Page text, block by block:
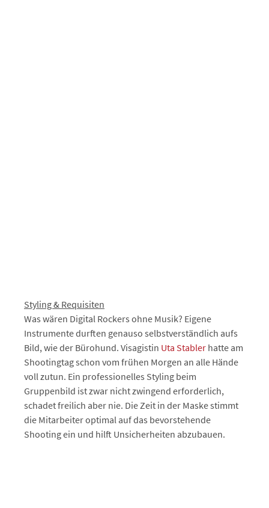
Styling & Requisiten
Was wären Digital Rockers ohne Musik? Eigene
Instrumente durften genauso selbstverständlich aufs
Bild, wie der Bürohund. Visagistin Uta Stabler hatte am
Shootingtag schon vom frühen Morgen an alle Hände
voll zutun. Ein professionelles Styling beim
Gruppenbild ist zwar nicht zwingend erforderlich,
schadet freilich aber nie. Die Zeit in der Maske stimmt
die Mitarbeiter optimal auf das bevorstehende
Shooting ein und hilft Unsicherheiten abzubauen.